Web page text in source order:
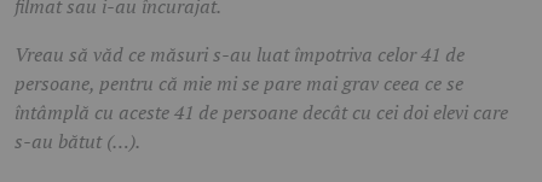
filmat sau i-au încurajat.
Vreau să văd ce măsuri s-au luat împotriva celor 41 de
persoane, pentru că mie mi se pare mai grav ceea ce se
întâmplă cu aceste 41 de persoane decât cu cei doi elevi care
s-au bătut (…).